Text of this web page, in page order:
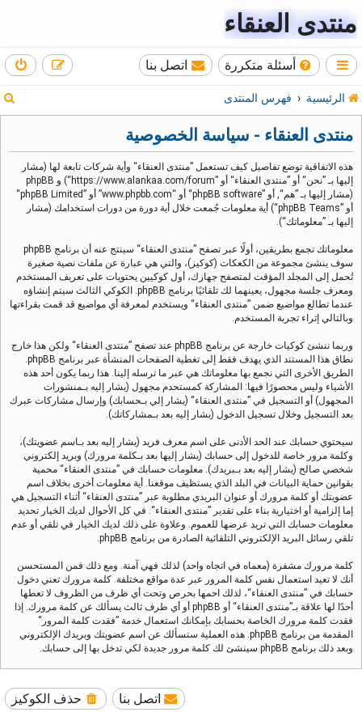
منتدى العنقاء
أسئلة متكررة اتصل بنا
الرئيسية فهرس المنتدى
منتدى العنقاء - سياسة الخصوصية
هذه الاتفاقية توضع تفاصيل كيف تستعمل ”منتدى العنقاء“ وأية شركات تابعة لها (مشار
إليها بـ ”نحن“ أو ”منتدى العنقاء“ أو ”https://www.alankaa.com/forum“) و phpBB
(مشار إليها بـ ”هم“, أو ”phpBB software“ أو “www.phpbb.com” أو ”phpBB Limited“
أو ”phpBB Teams“) أية معلومات جُمعت خلال أية دورة من دورات استخدامك (مشار
إليها بـ ”معلوماتك“).
معلوماتك تجمع بطريقين، أولًا عبر تصفح ”منتدى العنقاء“ سينتج عنه أن برنامج phpBB
سوف ينشئ مجموعة من الكعكات (كوكيز)، والتي هي عبارة عن ملفات نصية صغيرة
تُحمل إلى المجلد المؤقت لمتصفح جهازك، أول كوكيين يحتويات على تعريف المستخدم
ومعرف جلسة مجهول، يعينهما لك تلقائيًا برنامج phpBB. الكوكي الثالث سيتم إنشاؤه
عندما تطالع مواضيع ضمن ”منتدى العنقاء“ ويستخدم لمعرفة أي مواضيع قد قمت بقراءتها
وبالتالي إثراء تجربة المستخدم.
وربما ننشئ كوكيات خارجة عن برنامج phpBB عند تصفح ”منتدى العنقاء“ ولكن هذا خارج
نطاق هذا المستند الذي يهدف فقط إلى تغطية الصفحات المنشأة عبر برنامج phpBB.
الطريق الأخرى التي نجمع بها معلوماتك هي عبر ما ترسله إلينا. هذا ربما يكون أحد هذه
الأشياء وليس محصورًا فيها: المشاركة كمستحدم مجهول (يشار إليه بـمنشورات
المجهول) أو التسجيل في ”منتدى العنقاء“ (يشار إلي بـحسابك) وإرسال مشاركات عبرك
بعد التسجيل وخلال تسجيل الدخول (يشار إليه بعد بـمشاركاتك).
سيحتوي حسابك عند الحد الأدنى على اسم معرف فريد (يشار إليه بعد بـاسم عضويتك)،
وكلمة مرور خاصة للدخول إلى حسابك (يشار إليها بعد بـكلمة مرورك) وبريد إلكتروني
شخصي صالح (يشار إليه بعد بـبريدك). معلومات حسابك في ”منتدى العنقاء“ محمية
بقوانين حماية البيانات في البلد الذي يستظيف موقعنا. أية معلومات أخرى بخلاف اسم
عضويتك أو كلمة مرورك أو عنوان البريدي مطلوبة عبر ”منتدى العنقاء“ أثناء التسجيل هي
إما إلزامية أو اختيارية بناء على تقدير ”منتدى العنقاء“. في كل الأحوال لديك الخيار تحديد
معلومات حسابك التي تريد عرضها للعموم. وعلاوة على ذلك لديك الخيار في تلقي أو عدم
تلقي رسائل البريد الإلكتروني التلقائية الصادرة من برنامج phpBB.
كلمة مرورك مشفرة (معماه في اتجاه واحد) لذلك فهي آمنة. ومع ذلك فمن المستحسن
أنك لا تعيد استعمال نفس كلمة المرور عبر عدة مواقع مختلفة. كلمة مرورك تعني دخول
حسابك في ”منتدى العنقاء“، لذلك احمها بحرص وتحت أي ظرف من الظروف لا تعطها
أحدًا لها علاقة بـ”منتدى العنقاء“ أو phpBB أو أي طرف ثالث يسألك عن كلمة مرورك. إذا
فقدت كلمة مرورك الخاصة بحسابك بإمكانك استعمال خدمة ”فقدت كلمة المرور“
المقدمة من برنامج phpBB. هذه العملية ستسألك عن اسم عضويتك وبريدك الإلكتروني
وبعد ذلك برنامج phpBB سينشئ لك كلمة مرور جديدة لكي تدخل بها إلى حسابك.
حذف الكوكيز اتصل بنا